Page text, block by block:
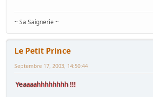
~ Sa Saignerie ~
Le Petit Prince
Septembre 17, 2003, 14:50:44
Yeaaaahhhhhhhh !!!